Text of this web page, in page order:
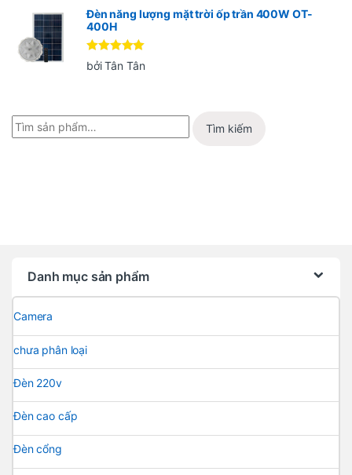
Đèn năng lượng mặt trời ốp trần 400W OT-
400H
Được xếp
hạng 55
bởi Tân Tân
Tìm kiếm
Danh mục sản phẩm
Camera
chưa phân loại
Đèn 220v
Đèn cao cấp
Đèn cổng